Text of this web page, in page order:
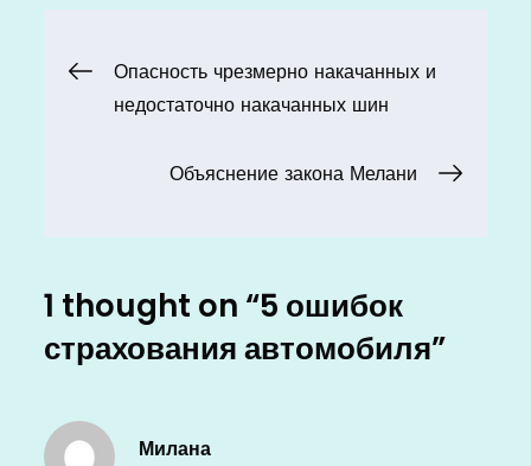
Навигация
Опасность чрезмерно накачанных и
недостаточно накачанных шин
Объяснение закона Мелани
1 thought on “5 ошибок
страхования автомобиля”
Милана